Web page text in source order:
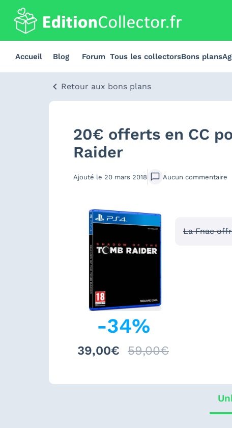
Accueil Blog Forum Tous les collectorsBons plans
Retour aux bons plans
20€ offerts en CC
Raider
Ajouté le 20 mars 2018 Aucun commentaire
-34%
39,00€ 59,00€
La Fnac